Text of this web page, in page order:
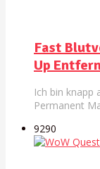
Fast
Up
Ich bin knapp
Permanent
9290